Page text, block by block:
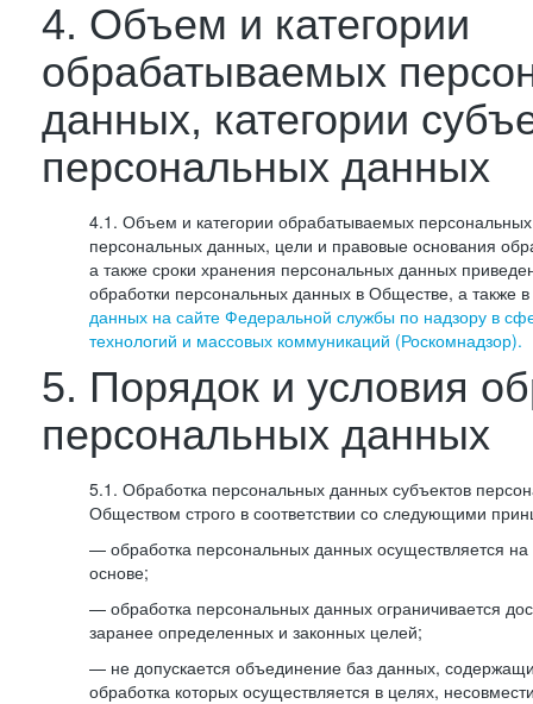
4. Объем и категории
обрабатываемых
данных, категории
персональных данных
4.1. Объем и категории обрабатываемых персональных
персональных данных, цели и правовые основания
а также сроки хранения персональных данных
обработки персональных данных в Обществе, а также в
данных на сайте Федеральной службы по надзору в
технологий и массовых коммуникаций (Роскомнадзор).
5. Порядок и условия
персональных данных
5.1. Обработка персональных данных субъектов
Обществом строго в соответствии со следующими
— обработка персональных данных осуществляется на
основе;
— обработка персональных данных ограничивается
заранее определенных и законных целей;
— не допускается объединение баз данных,
обработка которых осуществляется в целях,